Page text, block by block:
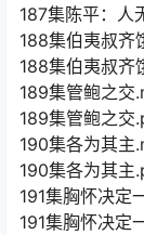
187集陈平：人
188集伯夷叔齐
188集伯夷叔齐
189集管鲍之交
189集管鲍之交
190集各为其主
190集各为其主
191集胸怀决定
191集胸怀决定